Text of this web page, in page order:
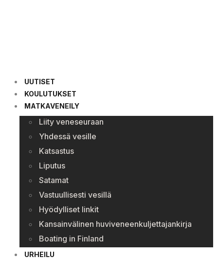
UUTISET
KOULUTUKSET
MATKAVENEILY
Liity veneseuraan
Yhdessä vesille
Katsastus
Liputus
Satamat
Vastuullisesti vesillä
Hyödylliset linkit
Kansainvälinen huviveneenkuljettajankirja
Boating in Finland
URHEILU